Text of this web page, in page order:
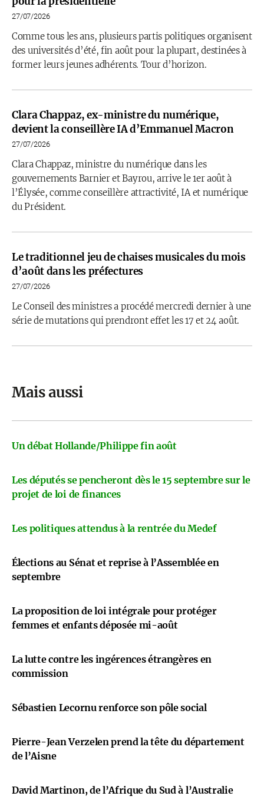
27/07/2026
Comme tous les ans, plusieurs partis politiques organisent
des universités d’été, fin août pour la plupart, destinées à
former leurs jeunes adhérents. Tour d’horizon.
Clara Chappaz, ex-ministre du numérique,
devient la conseillère IA d’Emmanuel Macron
27/07/2026
Clara Chappaz, ministre du numérique dans les
gouvernements Barnier et Bayrou, arrive le 1er août à
l’Élysée, comme conseillère attractivité, IA et numérique
du Président.
Le traditionnel jeu de chaises musicales du mois
d’août dans les préfectures
27/07/2026
Le Conseil des ministres a procédé mercredi dernier à une
série de mutations qui prendront effet les 17 et 24 août.
Mais aussi
Un débat Hollande/Philippe fin août
Les députés se pencheront dès le 15 septembre sur le
projet de loi de finances
Les politiques attendus à la rentrée du Medef
Élections au Sénat et reprise à l’Assemblée en
septembre
La proposition de loi intégrale pour protéger
femmes et enfants déposée mi-août
La lutte contre les ingérences étrangères en
commission
Sébastien Lecornu renforce son pôle social
Pierre-Jean Verzelen prend la tête du département
de l’Aisne
David Martinon, de l’Afrique du Sud à l’Australie